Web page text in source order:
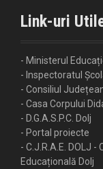
Link-uri
- Ministerul
- Inspectoratul
- Consiliul
- Casa Corpului
- D.G.A.S.P.C. Dolj
- Portal proiecte
- C.J.R.A.E. DOLJ
Educațională Dolj